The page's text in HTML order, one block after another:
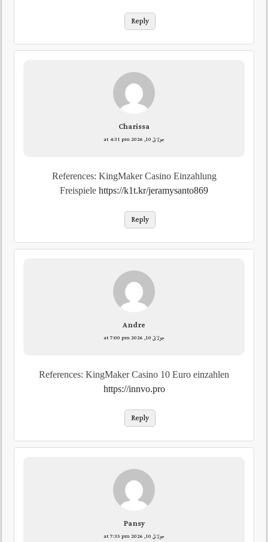
Reply
Charissa
جولائ 10, 2026 at 4:31 pm
References: KingMaker Casino Einzahlung
Freispiele https://k1t.kr/jeramysanto869
Reply
Andre
جولائ 10, 2026 at 7:00 pm
References: KingMaker Casino 10 Euro einzahlen
https://innvo.pro
Reply
Pansy
جولائ 10, 2026 at 7:35 pm